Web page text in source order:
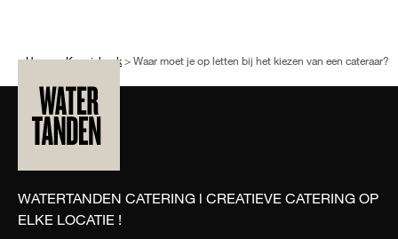
Home>Kennisbank>Waar moet je op letten bij het kiezen van een cateraar?
WATERTANDEN CATERING l CREATIEVE CATERING OP
ELKE LOCATIE !